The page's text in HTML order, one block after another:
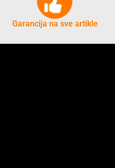
Garancija na sve artikle